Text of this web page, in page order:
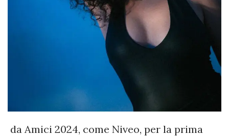
da Amici 2024, come Niveo, per la prima